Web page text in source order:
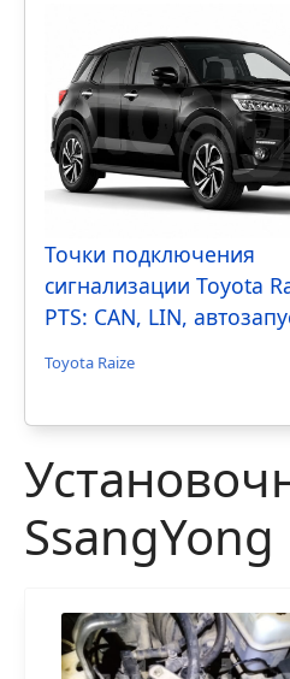
Точки подключения
сигнализации Toyota
PTS: CAN, LIN,
Toyota Raize
SsangYong